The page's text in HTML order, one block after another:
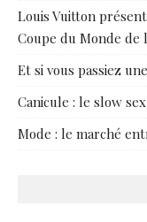
Louis Vuitton
Coupe du Monde de
Et si vous passiez
Canicule : le slow
Mode : le marché